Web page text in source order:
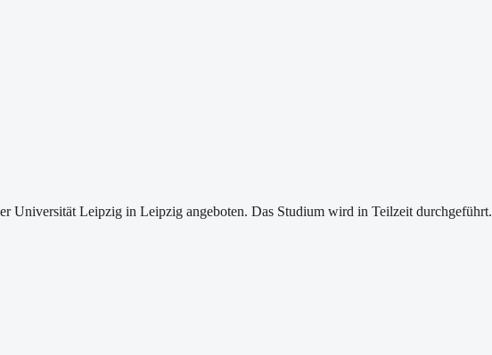
Universität Leipzig in Leipzig angeboten. Das Studium wird in Teilzeit durchgeführt.